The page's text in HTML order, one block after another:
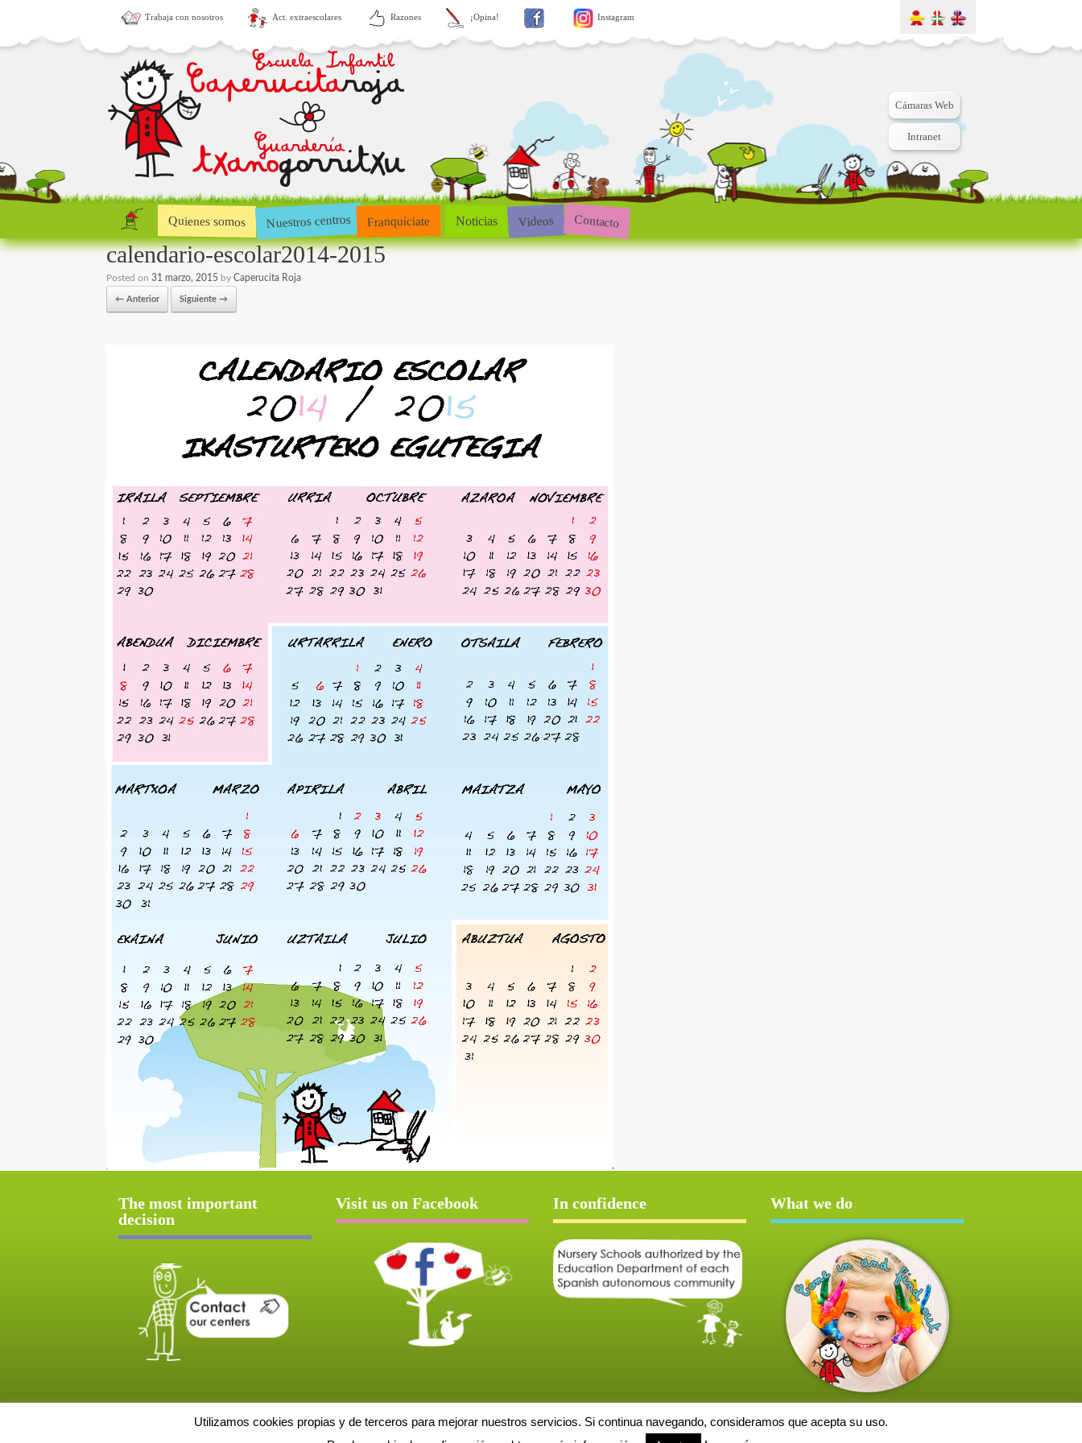
Trabaja con nosotros Act. extraescolares Razones ¡Opina! Instagram
Cámaras Web
Intranet
Quienes somos Nuestros centros Franquíciate Noticias Videos Contacto
calendario-escolar2014-2015
Posted on 31 marzo, 2015 by Caperucita Roja
← Anterior Siguiente →
The most important
decision
Visit us on Facebook In confidence What we do
Utilizamos cookies propias y de terceros para mejorar nuestros servicios. Si continua navegando, consideramos que acepta su uso.
Aviso Legal Política de cookies Protección de datos Solicitud de baja